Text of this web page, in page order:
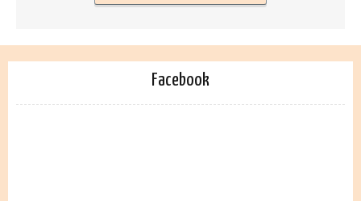
Facebook